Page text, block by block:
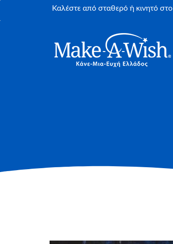
Καλέστε από σταθερό ή κινητό